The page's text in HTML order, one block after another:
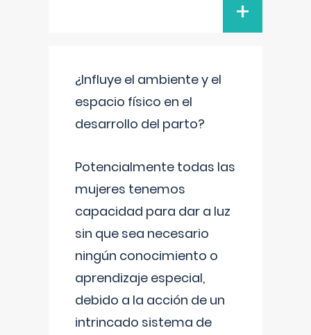
+
¿Influye el ambiente y el
espacio físico en el
desarrollo del parto?
Potencialmente todas las
mujeres tenemos
capacidad para dar a luz
sin que sea necesario
ningún conocimiento o
aprendizaje especial,
debido a la acción de un
intrincado sistema de